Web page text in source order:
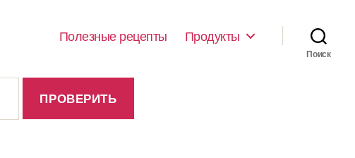
Полезные рецепты Продукты
Поиск